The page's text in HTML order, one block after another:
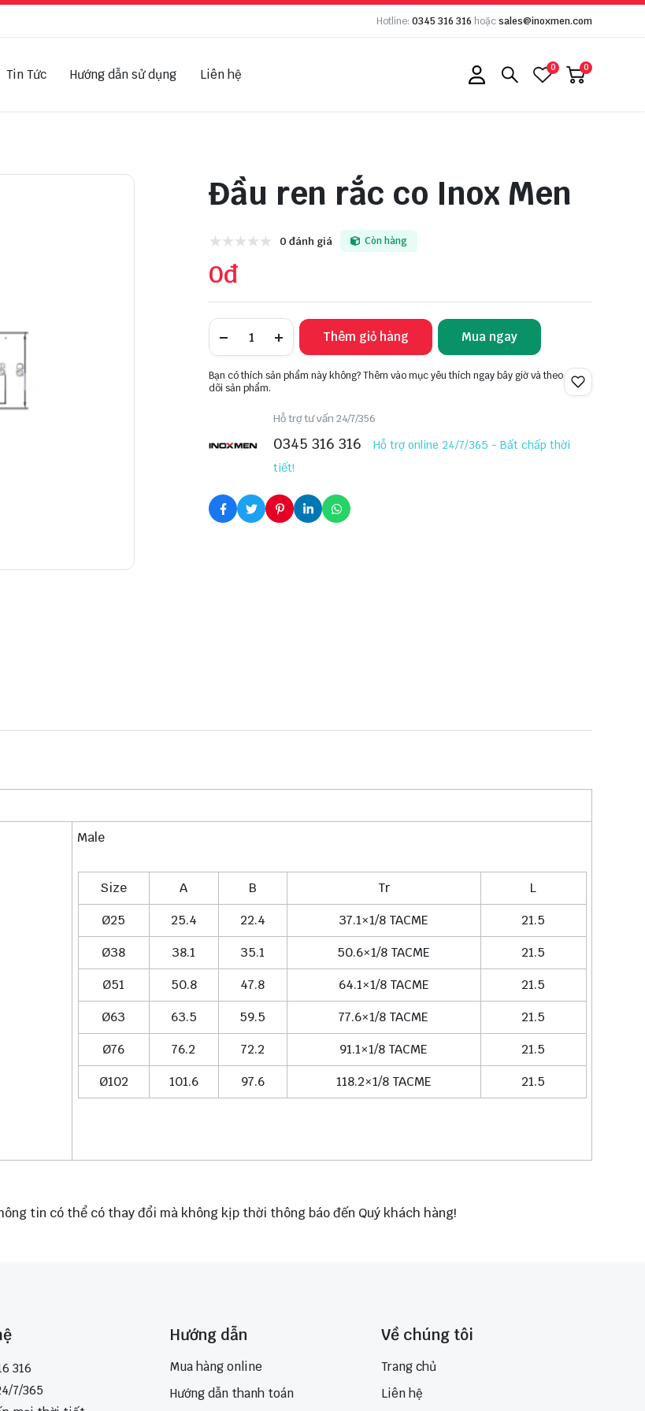
Hotline: 0345 316 316 hoặcsales@inoxmen.com
Tin Tức Hướng dẫn sử dụng Liên hệ 0 0
Đầu ren rắc co Inox Men
0 đánh giá Còn hàng
0đ
Thêm giỏ hàng Mua ngay
Bạn có thích sản phẩm này không? Thêm vào mục yêu thích ngay bây giờ và theo
dõi sản phẩm.
Hỗ trợ tư vấn 24/7/356
0345 316 316
Hỗ trợ online 24/7/365 - Bất chấp thời
tiết!
Male
Size A B Tr
L
Ø25
25.4 22.4 37.1×1/8 TACME
21.5
Ø38
38.1 35.1 50.6×1/8 TACME
21.5
Ø51
50.8 47.8 64.1×1/8 TACME
21.5
Ø63
63.5 59.5 77.6×1/8 TACME
21.5
Ø76
76.2 72.2 91.1×1/8 TACME
21.5
Ø102
101.6 97.6 118.2×1/8 TACME 21.5
tin có thể có thay đổi mà không kịp thời thông báo đến Quý khách hàng!
316
7/365
Hướng dẫn
Mua hàng online
Hướng dẫn thanh toán
Về chúng tôi
Trang chủ
Liên hệ